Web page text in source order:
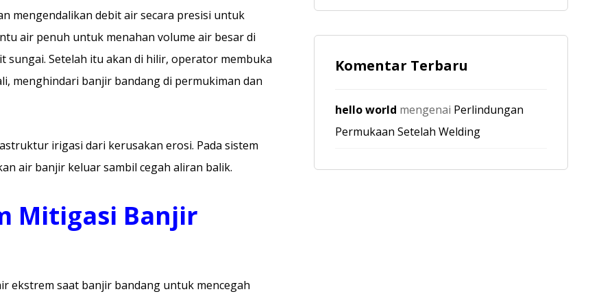
mengendalikan debit air secara presisi untuk
air penuh untuk menahan volume air besar di
Setelah itu akan di hilir, operator membuka
menghindari banjir bandang di permukiman dan
irigasi dari kerusakan erosi. Pada sistem
air banjir keluar sambil cegah aliran balik.
Mitigasi Banjir
ekstrem saat banjir bandang untuk mencegah
Komentar Terbaru
hello world mengenai Perlindungan
Permukaan Setelah Welding